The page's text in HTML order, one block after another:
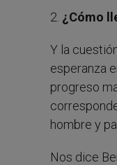
2. ¿Cómo
Y la
esperanza
progreso
hombre y
Nos dice